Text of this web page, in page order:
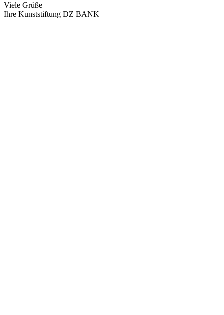
Viele Grüße
Ihre Kunststiftung DZ BANK